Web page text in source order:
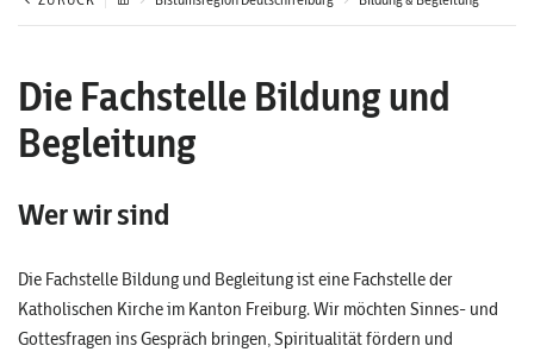
Die Fachstelle Bildung und
Begleitung
Wer wir sind
Die Fachstelle Bildung und Begleitung ist eine Fachstelle der
Katholischen Kirche im Kanton Freiburg. Wir möchten Sinnes- und
Gottesfragen ins Gespräch bringen, Spiritualität fördern und